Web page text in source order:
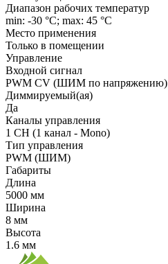
Диапазон рабочих температур
min: -30 °C; max: 45 °C
Место применения
Только в помещении
Управление
Входной сигнал
PWM СV (ШИМ по напряжению)
Диммируемый(ая)
Да
Каналы управления
1 CH (1 канал - Mono)
Тип управления
PWM (ШИМ)
Габариты
Длина
5000 мм
Ширина
8 мм
Высота
1.6 мм